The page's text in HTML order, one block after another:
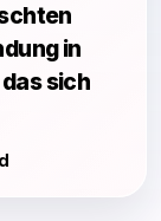
in
sich